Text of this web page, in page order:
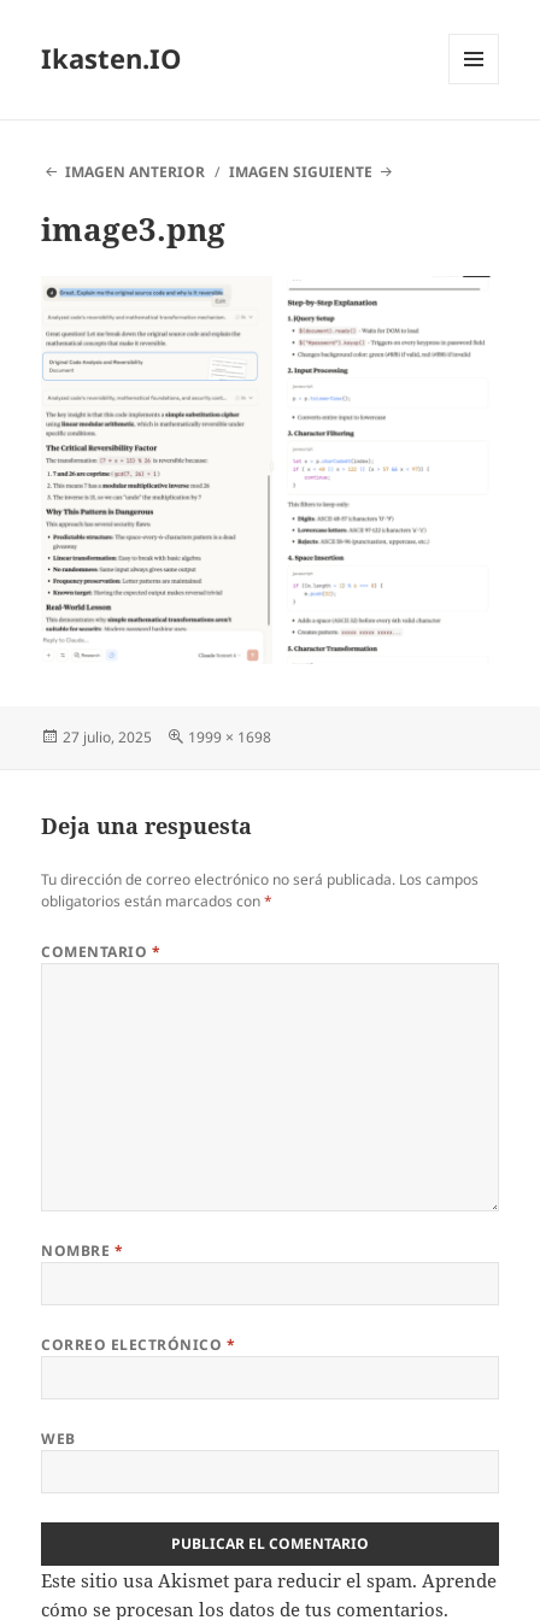
Ikasten.IO
IMAGEN ANTERIOR
IMAGEN SIGUIENTE
image3.png
Publicado
27 julio, 2025
Tamaño
1999 × 1698
Deja una respuesta
Tu dirección de correo electrónico no será publicada. Los campos
obligatorios están marcados con*
COMENTARIO *
NOMBRE *
CORREO ELECTRÓNICO *
WEB
Este sitio usa Akismet para reducir el spam. Aprende
cómo se procesan los datos de tus comentarios.